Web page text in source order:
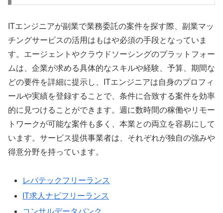
ITエンジニアが副業で業務委託の案件を探す際、副業マッ
チングサービスの活用はもはや必須の手段となっていま
す。エージェントやクラウドソーシングのプラットフォー
ムは、企業が求める具体的なスキルや経験、予算、期間な
どの要件を詳細に提示し、ITエンジニアは自身のプロフィ
ールや実績を登録することで、条件に合致する案件を効率
的に見つけることができます。週に数時間の稼働やリモー
トワークが可能な案件も多く、本業との両立を容易にして
います。サービス提供事業者は、それぞれが独自の強みや
得意分野を持っています。
レバテックフリーランス
IT求人ナビフリーランス